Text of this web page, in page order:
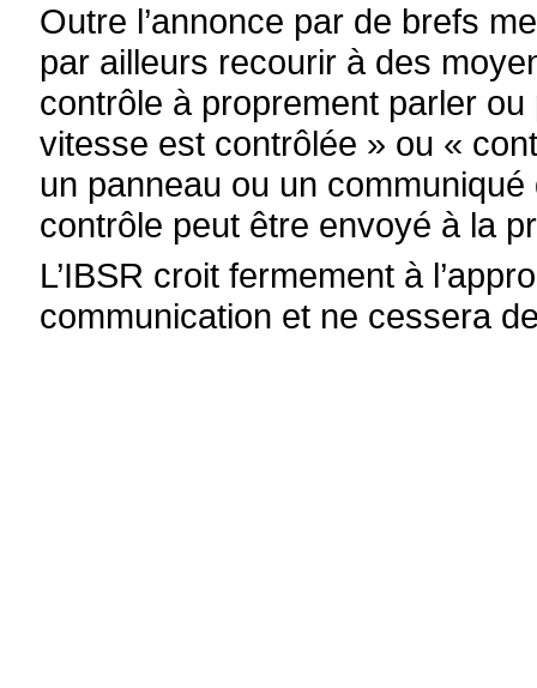
Outre l’annonce par de brefs
par ailleurs recourir à des
contrôle à proprement parler
vitesse est contrôlée » ou «
un panneau ou un
contrôle peut être envoyé à la
L’IBSR croit fermement à
communication et ne cessera